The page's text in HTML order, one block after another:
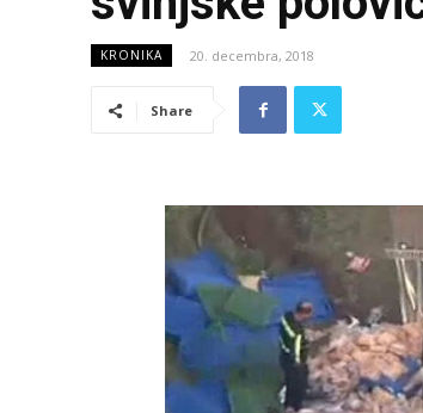
KRONIKA 20. decembra, 2018
Share